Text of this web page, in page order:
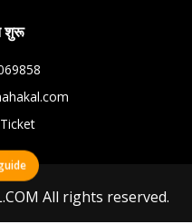
शुरू
All rights reserved.